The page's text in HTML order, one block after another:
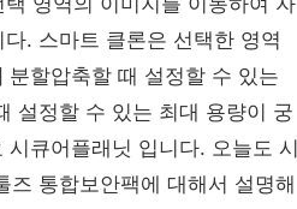
. 스마트 클론은 선택한 영역
할압축할 때 설정할 수 있는
설정할 수 있는 최대 용량이 궁
큐어플래닛 입니다. 오늘도 시
통합보안팩에 대해서 설명해